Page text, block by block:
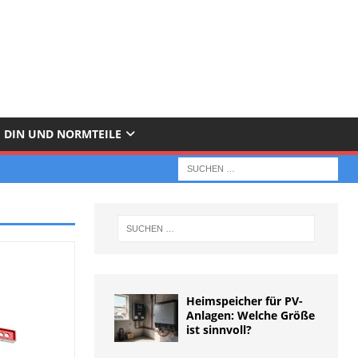
DIN UND NORMTEILE
Heimspeicher für PV-
Anlagen: Welche Größe
ist sinnvoll?